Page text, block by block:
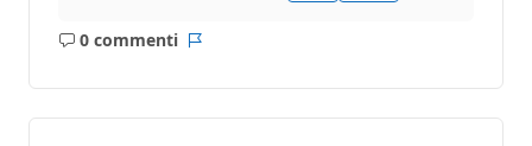
0 commenti
Nessun